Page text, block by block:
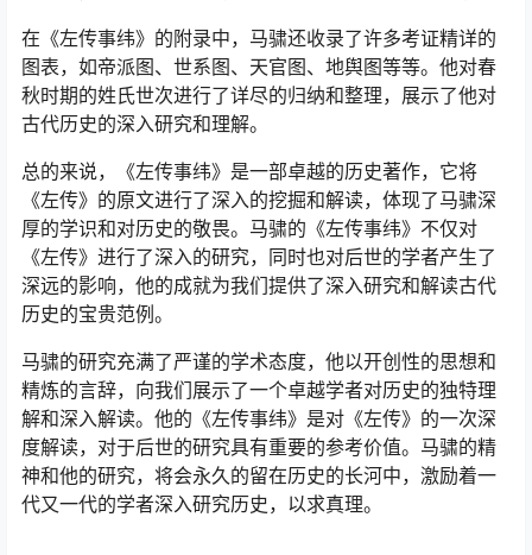
在《左传事纬》的附录中，马骕还收录了许多考证精详的
图表，如帝派图、世系图、天官图、地舆图等等。他对春
秋时期的姓氏世次进行了详尽的归纳和整理，展示了他对
古代历史的深入研究和理解。
总的来说，《左传事纬》是一部卓越的历史著作，它将
《左传》的原文进行了深入的挖掘和解读，体现了马骕深
厚的学识和对历史的敬畏。马骕的《左传事纬》不仅对
《左传》进行了深入的研究，同时也对后世的学者产生了
深远的影响，他的成就为我们提供了深入研究和解读古代
历史的宝贵范例。
马骕的研究充满了严谨的学术态度，他以开创性的思想和
精炼的言辞，向我们展示了一个卓越学者对历史的独特理
解和深入解读。他的《左传事纬》是对《左传》的一次深
度解读，对于后世的研究具有重要的参考价值。马骕的精
神和他的研究，将会永久的留在历史的长河中，激励着一
代又一代的学者深入研究历史，以求真理。